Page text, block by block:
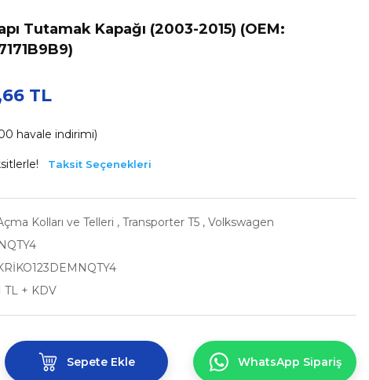
Tutamak Kapağı (2003-2015) (OEM:
TL
havale indirimi)
Taksit Seçenekleri
Kolları ve Telleri , Transporter T5 , Volkswagen
TL + KDV
Sepete Ekle WhatsApp Sipariş